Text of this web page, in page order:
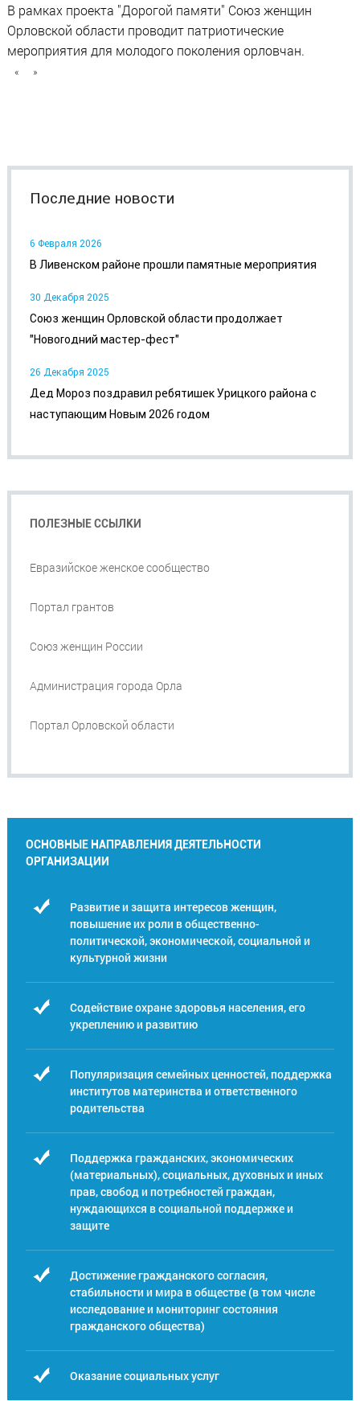
В рамках проекта "Дорогой памяти" Союз женщин
Орловской области проводит патриотические
мероприятия для молодого поколения орловчан.
« »
Последние новости
6 Февраля 2026
В Ливенском районе прошли памятные мероприятия
30 Декабря 2025
Союз женщин Орловской области продолжает
"Новогодний мастер-фест"
26 Декабря 2025
Дед Мороз поздравил ребятишек Урицкого района с
наступающим Новым 2026 годом
ПОЛЕЗНЫЕ ССЫЛКИ
Евразийское женское сообщество
Портал грантов
Союз женщин России
Администрация города Орла
Портал Орловской области
ОСНОВНЫЕ НАПРАВЛЕНИЯ ДЕЯТЕЛЬНОСТИ
ОРГАНИЗАЦИИ
Развитие и защита интересов женщин,
повышение их роли в общественно-
политической, экономической, социальной и
культурной жизни
Содействие охране здоровья населения, его
укреплению и развитию
Популяризация семейных ценностей, поддержка
институтов материнства и ответственного
родительства
Поддержка гражданских, экономических
(материальных), социальных, духовных и иных
прав, свобод и потребностей граждан,
нуждающихся в социальной поддержке и
защите
Достижение гражданского согласия,
стабильности и мира в обществе (в том числе
исследование и мониторинг состояния
гражданского общества)
Оказание социальных услуг